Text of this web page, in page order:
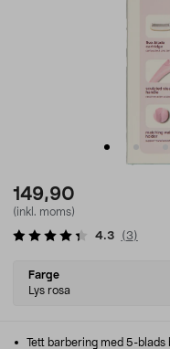
149,90
(inkl. moms)
4.3 (3)
Select
variant
Farge
Lys rosa
Tett barbering med 5-blads